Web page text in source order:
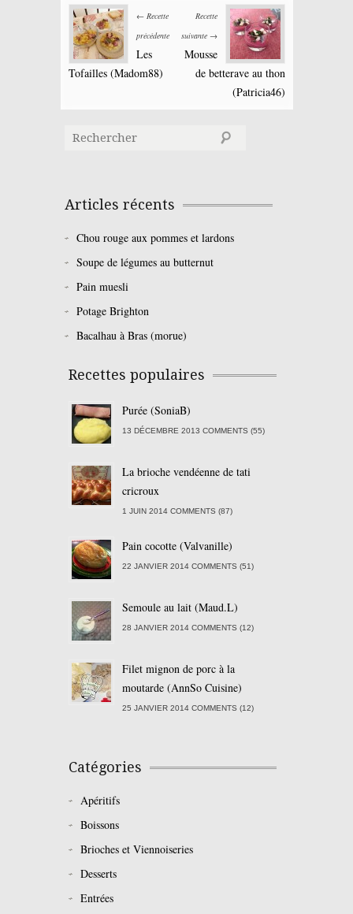
← Recette
précédente
Les
Tofailles (Madom88)
Recette
suivante →
Mousse
de betterave au thon
(Patricia46)
Articles récents
Chou rouge aux pommes et lardons
Soupe de légumes au butternut
Pain muesli
Potage Brighton
Bacalhau à Bras (morue)
Recettes populaires
Purée (SoniaB)
13 DÉCEMBRE 2013 COMMENTS (55)
La brioche vendéenne de tati
cricroux
1 JUIN 2014 COMMENTS (87)
Pain cocotte (Valvanille)
22 JANVIER 2014 COMMENTS (51)
Semoule au lait (Maud.L)
28 JANVIER 2014 COMMENTS (12)
Filet mignon de porc à la
moutarde (AnnSo Cuisine)
25 JANVIER 2014 COMMENTS (12)
Catégories
Apéritifs
Boissons
Brioches et Viennoiseries
Desserts
Entrées